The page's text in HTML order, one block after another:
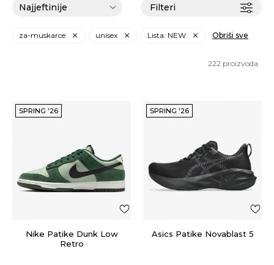
Filteri
za-muskarce unisex Lista: NEW Obriši sve
222 proizvoda
SPRING '26
Nike Patike Dunk Low
Retro
SPRING '26
Asics Patike Novablast 5